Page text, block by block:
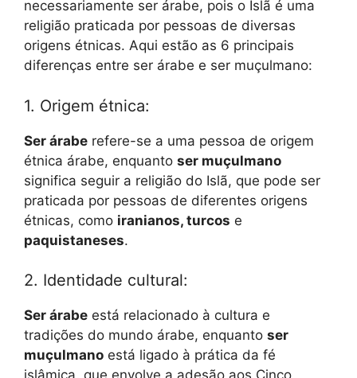
necessariamente ser árabe, pois o Islã é uma
religião praticada por pessoas de diversas
origens étnicas. Aqui estão as 6 principais
diferenças entre ser árabe e ser muçulmano:
1. Origem étnica:
Ser árabe refere-se a uma pessoa de origem
étnica árabe, enquanto ser muçulmano
significa seguir a religião do Islã, que pode ser
praticada por pessoas de diferentes origens
étnicas, como iranianos, turcos e
paquistaneses.
2. Identidade cultural:
Ser árabe está relacionado à cultura e
tradições do mundo árabe, enquanto ser
muçulmano está ligado à prática da fé